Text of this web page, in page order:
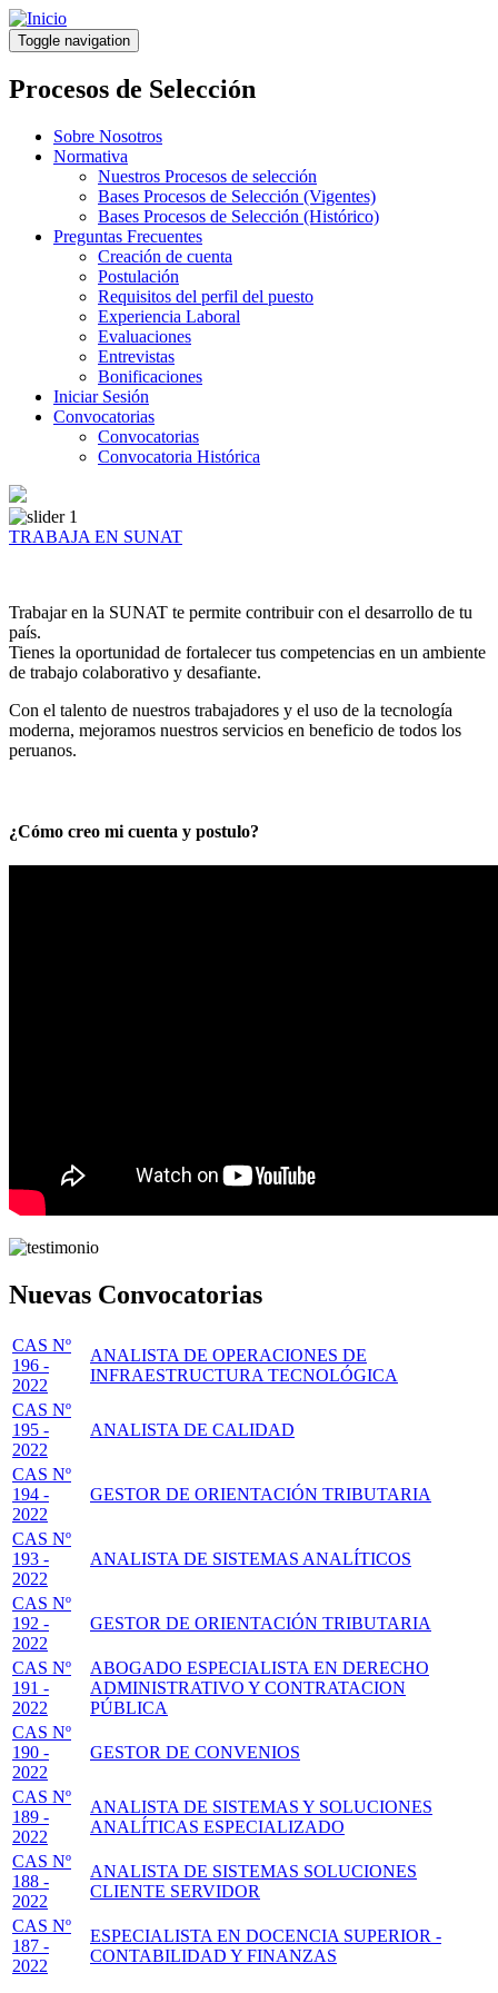
Pasar
al
contenido
principal
Toggle navigation
Procesos de Selección
Sobre Nosotros
Normativa
Nuestros Procesos de selección
Bases Procesos de Selección (Vigentes)
Bases Procesos de Selección (Histórico)
Preguntas Frecuentes
Creación de cuenta
Postulación
Requisitos del perfil del puesto
Experiencia Laboral
Evaluaciones
Entrevistas
Bonificaciones
Iniciar Sesión
Convocatorias
Convocatorias
Convocatoria Histórica
TRABAJA EN SUNAT
Trabajar en la SUNAT te permite contribuir con el desarrollo de tu
país.
Tienes la oportunidad de fortalecer tus competencias en un ambiente
de trabajo colaborativo y desafiante.
Con el talento de nuestros trabajadores y el uso de la tecnología
moderna, mejoramos nuestros servicios en beneficio de todos los
peruanos.
¿Cómo creo mi cuenta y postulo?
Nuevas Convocatorias
CAS Nº
196 -
2022
ANALISTA DE OPERACIONES DE
INFRAESTRUCTURA TECNOLÓGICA
CAS Nº
195 -
2022
ANALISTA DE CALIDAD
CAS Nº
194 -
2022
GESTOR DE ORIENTACIÓN TRIBUTARIA
CAS Nº
193 -
2022
ANALISTA DE SISTEMAS ANALÍTICOS
CAS Nº
192 -
2022
GESTOR DE ORIENTACIÓN TRIBUTARIA
CAS Nº
191 -
2022
ABOGADO ESPECIALISTA EN DERECHO
ADMINISTRATIVO Y CONTRATACION
PÚBLICA
CAS Nº
190 -
2022
GESTOR DE CONVENIOS
CAS Nº
189 -
2022
ANALISTA DE SISTEMAS Y SOLUCIONES
ANALÍTICAS ESPECIALIZADO
CAS Nº
188 -
2022
ANALISTA DE SISTEMAS SOLUCIONES
CLIENTE SERVIDOR
CAS Nº
187 -
2022
ESPECIALISTA EN DOCENCIA SUPERIOR -
CONTABILIDAD Y FINANZAS